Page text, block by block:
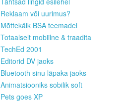
Reklaam või uurimus?
Mõttekäik BSA teemadel
Totaalselt mobiilne & traadita
TechEd 2001
Editorid DV jaoks
Bluetooth sinu läpaka jaoks
Animatsiooniks sobilik soft
Pets goes XP